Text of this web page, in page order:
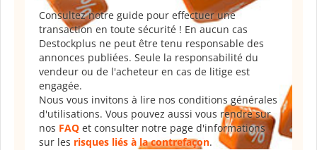
Consultez notre guide pour effectuer une
transaction en toute sécurité ! En aucun cas
Destockplus ne peut être tenu responsable des
annonces publiées. Seule la responsabilité du
vendeur ou de l'acheteur en cas de litige est
engagée.
Nous vous invitons à lire nos conditions générales
d'utilisations. Vous pouvez aussi vous rendre sur
nos FAQ et consulter notre page d'informations
sur les risques liés à la contrefaçon.